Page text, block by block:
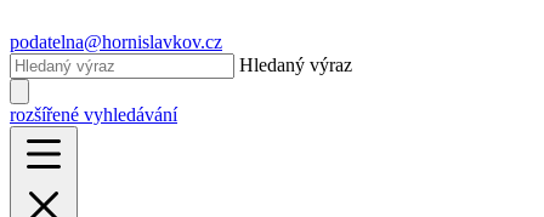
podatelna@hornislavkov.cz
Hledaný výraz
rozšířené vyhledávání